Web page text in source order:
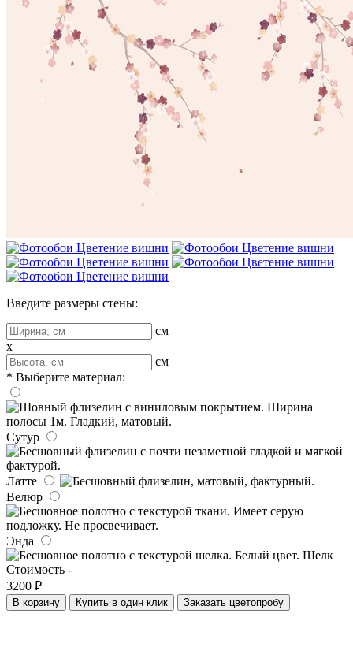
Введите размеры стены:
см
x
см
* Выберите материал:
Сутур
Латте
Велюр
Энда
Шелк
Стоимость -
3200 ₽
В корзину Купить в один клик Заказать цветопробу